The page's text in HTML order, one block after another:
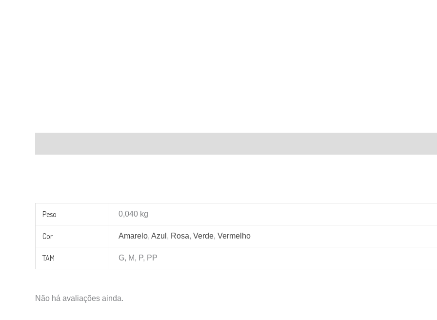
Peso 0,040 kg
Cor Amarelo,Azul , Rosa,Verde,Vermelho
TAM G, M, P, PP
Não há avaliações ainda.